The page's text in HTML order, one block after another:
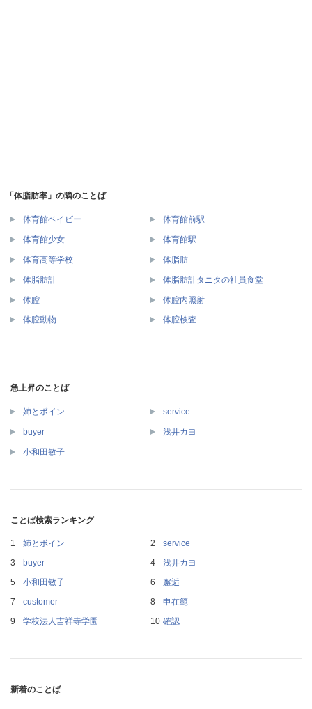
「体脂肪率」の隣のことば
体育館ベイビー 体育館前駅
体育館少女 体育館駅
体育高等学校 体脂肪
体脂肪計 体脂肪計タニタの社員食堂
体腔 体腔内照射
体腔動物 体腔検査
急上昇のことば
姉とボイン service
buyer 浅井カヨ
小和田敏子
ことば検索ランキング
姉とボイン
service
buyer
浅井カヨ
小和田敏子
邂逅
customer
申在範
学校法人吉祥寺学園
確認
新着のことば